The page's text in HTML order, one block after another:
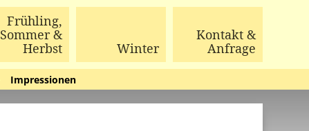
Impressionen
Frühling,
Sommer &
Herbst
Winter
Kontakt &
Anfrage